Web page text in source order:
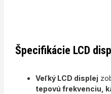
Špecifikácie LCD
Veľký LCD displej
tepovú frekvenciu,